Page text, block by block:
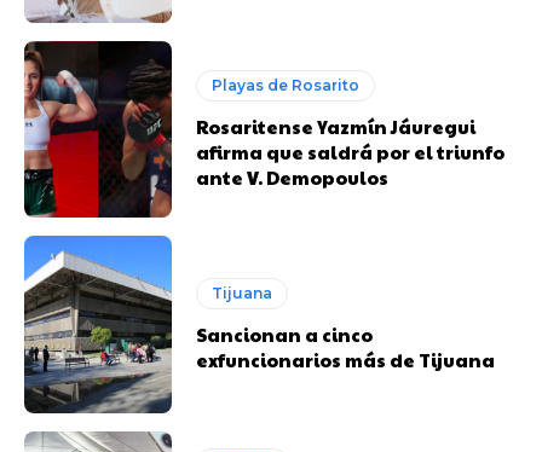
Playas de Rosarito
Rosaritense Yazmín Jáuregui
afirma que saldrá por el triunfo
ante V. Demopoulos
Tijuana
Sancionan a cinco
exfuncionarios más de Tijuana